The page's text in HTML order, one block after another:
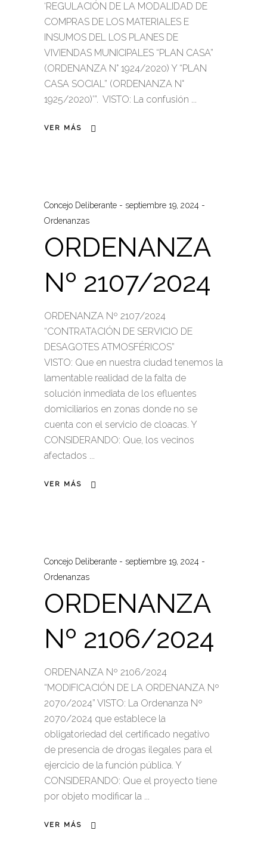
‘REGULACIÓN DE LA MODALIDAD DE
COMPRAS DE LOS MATERIALES E
INSUMOS DEL LOS PLANES DE
VIVIENDAS MUNICIPALES “PLAN CASA”
(ORDENANZA N° 1924/2020) Y “PLAN
CASA SOCIAL” (ORDENANZA N°
1925/2020)’”. VISTO: La confusión
VER MÁS
Concejo Deliberante
septiembre 19, 2024
Ordenanzas
ORDENANZA
Nº 2107/2024
ORDENANZA Nº 2107/2024
“CONTRATACIÓN DE SERVICIO DE
DESAGOTES ATMOSFÉRICOS”
VISTO: Que en nuestra ciudad tenemos la
lamentable realidad de la falta de
solución inmediata de los efluentes
domiciliarios en zonas donde no se
cuenta con el servicio de cloacas. Y
CONSIDERANDO: Que, los vecinos
afectados
VER MÁS
Concejo Deliberante
septiembre 19, 2024
Ordenanzas
ORDENANZA
Nº 2106/2024
ORDENANZA Nº 2106/2024
“MODIFICACIÓN DE LA ORDENANZA Nº
2070/2024” VISTO: La Ordenanza Nº
2070/2024 que establece la
obligatoriedad del certificado negativo
de presencia de drogas ilegales para el
ejercicio de la función pública. Y
CONSIDERANDO: Que el proyecto tiene
por objeto modificar la
VER MÁS